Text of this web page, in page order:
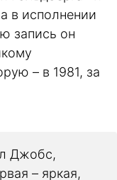
в исполнении
запись он
– в 1981, за
Джобс,
– яркая,